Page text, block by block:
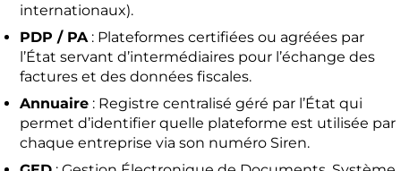
internationaux).
PDP / PA: Plateformes certifiées ou agréées par
l’État servant d’intermédiaires pour l’échange des
factures et des données fiscales.
Annuaire : Registre centralisé géré par l’État qui
permet d’identifier quelle plateforme est utilisée par
chaque entreprise via son numéro Siren.